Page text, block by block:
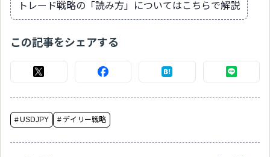
トレード戦略の「読み方」についてはこちらで解説
この記事をシェアする
# USDJPY # デイリー戦略